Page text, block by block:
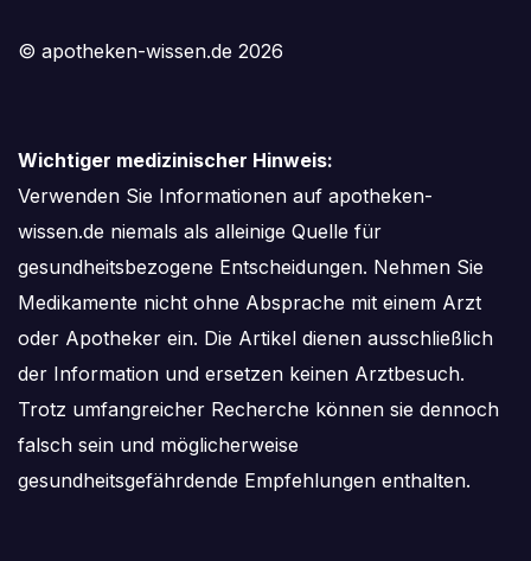
© apotheken-wissen.de 2026
Wichtiger medizinischer Hinweis:
Verwenden Sie Informationen auf apotheken-
wissen.de niemals als alleinige Quelle für
gesundheitsbezogene Entscheidungen. Nehmen Sie
Medikamente nicht ohne Absprache mit einem Arzt
oder Apotheker ein. Die Artikel dienen ausschließlich
der Information und ersetzen keinen Arztbesuch.
Trotz umfangreicher Recherche können sie dennoch
falsch sein und möglicherweise
gesundheitsgefährdende Empfehlungen enthalten.